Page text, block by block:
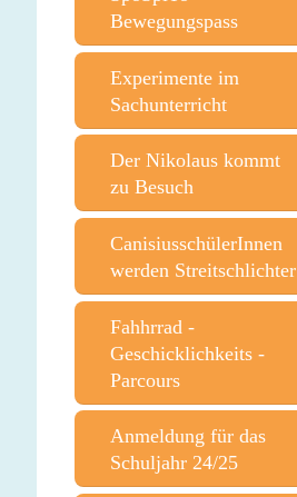
Bewegungspass
Experimente im
Sachunterricht
Der Nikolaus kommt
zu Besuch
CanisiusschülerInnen
werden Streitschlichter
Fahhrrad -
Geschicklichkeits -
Parcours
Anmeldung für das
Schuljahr 24/25